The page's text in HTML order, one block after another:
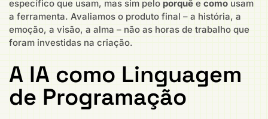
específico que usam, mas sim pelo porquê e como usam
a ferramenta. Avaliamos o produto final – a história, a
emoção, a visão, a alma – não as horas de trabalho que
foram investidas na criação.
A IA como Linguagem
de Programação